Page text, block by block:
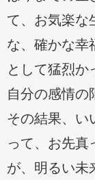
て、お気楽な
な、確かな幸
として猛烈か
自分の感情の
その結果、い
って、お先真
が、明るい未